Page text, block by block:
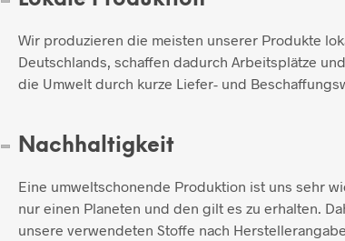
Wir produzieren die meisten unserer Produkte
Deutschlands, schaffen dadurch Arbeitsplätze
die Umwelt durch kurze Liefer- und
Nachhaltigkeit
Eine umweltschonende Produktion ist uns sehr
nur einen Planeten und den gilt es zu erhalten.
unsere verwendeten Stoffe nach